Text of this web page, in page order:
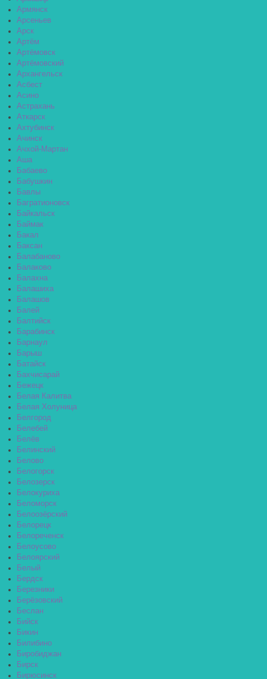
Армянск
Арсеньев
Арск
Артём
Артёмовск
Артёмовский
Архангельск
Асбест
Асино
Астрахань
Аткарск
Ахтубинск
Ачинск
Ачхой-Мартан
Аша
Бабаево
Бабушкин
Бавлы
Багратионовск
Байкальск
Баймак
Бакал
Баксан
Балабаново
Балаково
Балахна
Балашиха
Балашов
Балей
Балтийск
Барабинск
Барнаул
Барыш
Батайск
Бахчисарай
Бежецк
Белая Калитва
Белая Холуница
Белгород
Белебей
Белёв
Белинский
Белово
Белогорск
Белозерск
Белокуриха
Беломорск
Белоозёрский
Белорецк
Белореченск
Белоусово
Белоярский
Белый
Бердск
Березники
Берёзовский
Беслан
Бийск
Бикин
Билибино
Биробиджан
Бирск
Бирюсинск